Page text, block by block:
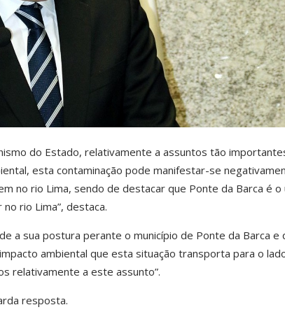
do Estado, relativamente a assuntos tão
esta contaminação pode manifestar-se
no rio Lima, sendo de destacar que Ponte da Barca é o
rio Lima”, destaca.
a sua postura perante o município de Ponte da Barca e
ambiental que esta situação transporta para o
relativamente a este assunto”.
resposta.